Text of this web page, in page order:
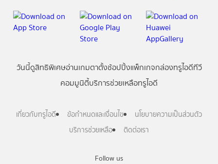
Follow us
วันนี้ดูสิทธิพิเศษอ่านเกมตาตั้งช้อปปิ้งแพ็กเกจกล่องทรูไอดีทีวี
คอมมูนิตี้บริการช่วยเหลือทรูไอดี
เกี่ยวกับทรูไอดี ข้อกำหนดและเงื่อนไข
นโยบายความเป็นส่วนตัว
บริการช่วยเหลือ
ติดต่อเรา